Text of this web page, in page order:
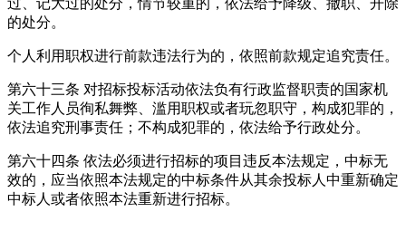
过、记大过的处分，情节较重的，依法给予降级、撤职、开除
的处分。
个人利用职权进行前款违法行为的，依照前款规定追究责任。
第六十三条 对招标投标活动依法负有行政监督职责的国家机
关工作人员徇私舞弊、滥用职权或者玩忽职守，构成犯罪的，
依法追究刑事责任；不构成犯罪的，依法给予行政处分。
第六十四条 依法必须进行招标的项目违反本法规定，中标无
效的，应当依照本法规定的中标条件从其余投标人中重新确定
中标人或者依照本法重新进行招标。